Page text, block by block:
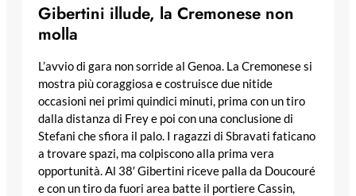
Gibertini illude, la Cremonese non
molla
L’avvio di gara non sorride al Genoa. La Cremonese si
mostra più coraggiosa e costruisce due nitide
occasioni nei primi quindici minuti, prima con un tiro
dalla distanza di Frey e poi con una conclusione di
Stefani che sfiora il palo. I ragazzi di Sbravati faticano
a trovare spazi, ma colpiscono alla prima vera
opportunità. Al 38′ Gibertini riceve palla da Doucouré
e con un tiro da fuori area batte il portiere Cassin,